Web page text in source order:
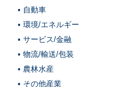
• 自動車
• 環境/エネルギー
• サービス/金融
• 物流/輸送/包装
• 農林水産
• その他産業